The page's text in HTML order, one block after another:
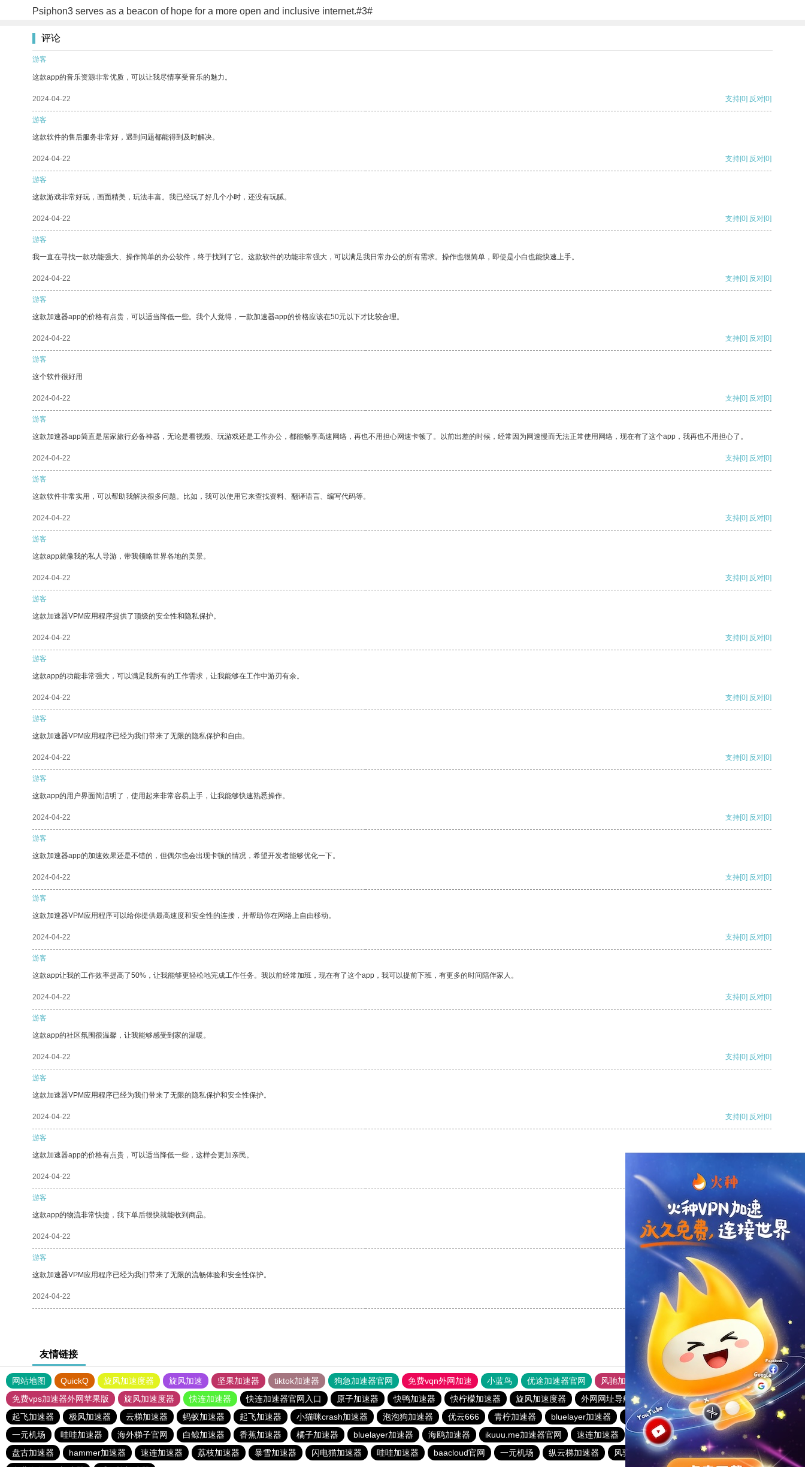
Psiphon3 serves as a beacon of hope for a more open and inclusive internet.#3#
评论
游客
这款app的音乐资源非常优质，可以让我尽情享受音乐的魅力。
2024-04-22 支持[0] 反对[0]
游客
这款软件的售后服务非常好，遇到问题都能得到及时解决。
2024-04-22 支持[0] 反对[0]
游客
这款游戏非常好玩，画面精美，玩法丰富。我已经玩了好几个小时，还没有玩腻。
2024-04-22 支持[0] 反对[0]
游客
我一直在寻找一款功能强大、操作简单的办公软件，终于找到了它。这款软件的功能非常强大，可以满足我日常办公的所有需求。操作也很简单，即使是小白也能快速上手。
2024-04-22 支持[0] 反对[0]
游客
这款加速器app的价格有点贵，可以适当降低一些。我个人觉得，一款加速器app的价格应该在50元以下才比较合理。
2024-04-22 支持[0] 反对[0]
游客
这个软件很好用
2024-04-22 支持[0] 反对[0]
游客
这款加速器app简直是居家旅行必备神器，无论是看视频、玩游戏还是工作办公，都能畅享高速网络，再也不用担心网速卡顿了。以前出差的时候，经常因为网速慢而无法正常使用网络，现在有了这个app，我再也不用担心了。
2024-04-22 支持[0] 反对[0]
游客
这款软件非常实用，可以帮助我解决很多问题。比如，我可以使用它来查找资料、翻译语言、编写代码等。
2024-04-22 支持[0] 反对[0]
游客
这款app就像我的私人导游，带我领略世界各地的美景。
2024-04-22 支持[0] 反对[0]
游客
这款加速器VPM应用程序提供了顶级的安全性和隐私保护。
2024-04-22 支持[0] 反对[0]
游客
这款app的功能非常强大，可以满足我所有的工作需求，让我能够在工作中游刃有余。
2024-04-22 支持[0] 反对[0]
游客
这款加速器VPM应用程序已经为我们带来了无限的隐私保护和自由。
2024-04-22 支持[0] 反对[0]
游客
这款app的用户界面简洁明了，使用起来非常容易上手，让我能够快速熟悉操作。
2024-04-22 支持[0] 反对[0]
游客
这款加速器app的加速效果还是不错的，但偶尔也会出现卡顿的情况，希望开发者能够优化一下。
2024-04-22 支持[0] 反对[0]
游客
这款加速器VPM应用程序可以给你提供最高速度和安全性的连接，并帮助你在网络上自由移动。
2024-04-22 支持[0] 反对[0]
游客
这款app让我的工作效率提高了50%，让我能够更轻松地完成工作任务。我以前经常加班，现在有了这个app，我可以提前下班，有更多的时间陪伴家人。
2024-04-22 支持[0] 反对[0]
游客
这款app的社区氛围很温馨，让我能够感受到家的温暖。
2024-04-22 支持[0] 反对[0]
游客
这款加速器VPM应用程序已经为我们带来了无限的隐私保护和安全性保护。
2024-04-22 支持[0] 反对[0]
游客
这款加速器app的价格有点贵，可以适当降低一些，这样会更加亲民。
2024-04-22 支持
游客
这款app的物流非常快捷，我下单后很快就能收到商品。
2024-04-22 支持[0] 反对[0]
游客
这款加速器VPM应用程序已经为我们带来了无限的流畅体验和安全性保护。
2024-04-22 支持[0] 反对[0]
友情链接
网站地图 QuickQ 旋风加速度器 旋风加速 坚果加速器 tiktok加速器 狗急加速器官网 免费vqn外网加速 小蓝鸟 优途加速器官网 风驰加速器
旋风加速器
免费vps加速器外网苹果版
旋风加速度器 快连加速器 快连加速器官网入口 原子加速器 快鸭加速器 快柠檬加速器 旋风加速度器 外网网址导航 软件中心
蜜蜂加速器
起飞加速器
极风加速器 云梯加速器 蚂蚁加速器 起飞加速器 小猫咪crash加速器 泡泡狗加速器 优云666 青柠加速器 bluelayer加速器 veee加速器 青柠加速器
暴雪加速器
一元机场
哇哇加速器 海外梯子官网 白鲸加速器 香蕉加速器 橘子加速器 bluelayer加速器 海鸥加速器 ikuuu.me加速器官网 速连加速器 月兔加速器 速鹰666
元链加速器
盘古加速器
hammer加速器 速连加速器 荔枝加速器 暴雪加速器 闪电猫加速器 哇哇加速器 baacloud官网 一元机场 纵云梯加速器 风驰加速器
荔枝加速器